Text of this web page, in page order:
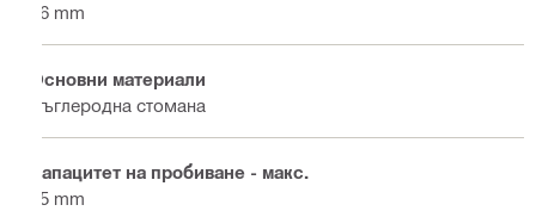
16 mm
Основни материали
Въглеродна стомана
Капацитет на пробиване - макс.
15 mm